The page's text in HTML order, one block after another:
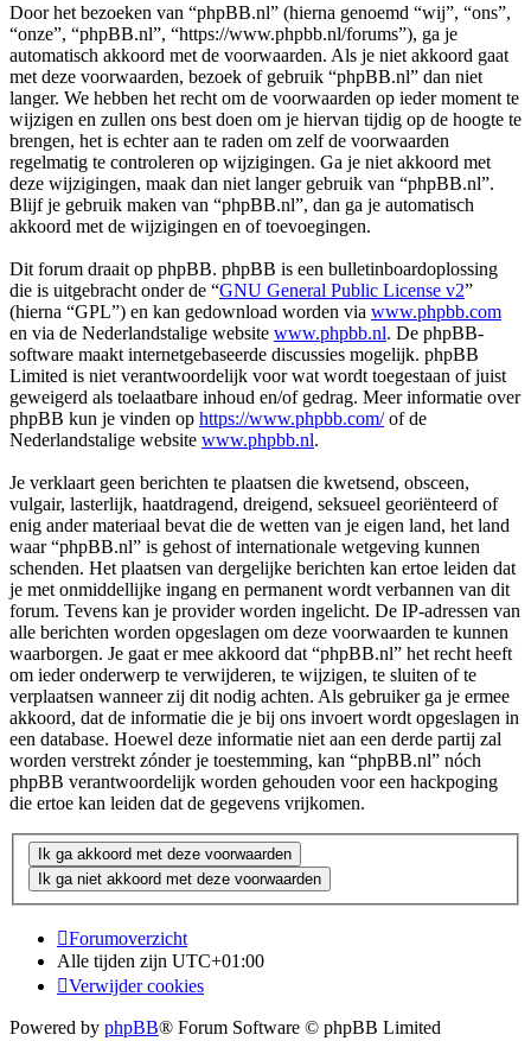
Door het bezoeken van “phpBB.nl” (hierna genoemd “wij”, “ons”,
“onze”, “phpBB.nl”, “https://www.phpbb.nl/forums”), ga je
automatisch akkoord met de voorwaarden. Als je niet akkoord gaat
met deze voorwaarden, bezoek of gebruik “phpBB.nl” dan niet
langer. We hebben het recht om de voorwaarden op ieder moment te
wijzigen en zullen ons best doen om je hiervan tijdig op de hoogte te
brengen, het is echter aan te raden om zelf de voorwaarden
regelmatig te controleren op wijzigingen. Ga je niet akkoord met
deze wijzigingen, maak dan niet langer gebruik van “phpBB.nl”.
Blijf je gebruik maken van “phpBB.nl”, dan ga je automatisch
akkoord met de wijzigingen en of toevoegingen.
Dit forum draait op phpBB. phpBB is een bulletinboardoplossing
die is uitgebracht onder de “GNU General Public License v2”
(hierna “GPL”) en kan gedownload worden via www.phpbb.com
en via de Nederlandstalige website www.phpbb.nl. De phpBB-
software maakt internetgebaseerde discussies mogelijk. phpBB
Limited is niet verantwoordelijk voor wat wordt toegestaan of juist
geweigerd als toelaatbare inhoud en/of gedrag. Meer informatie over
phpBB kun je vinden op https://www.phpbb.com/of de
Nederlandstalige website www.phpbb.nl.
Je verklaart geen berichten te plaatsen die kwetsend, obsceen,
vulgair, lasterlijk, haatdragend, dreigend, seksueel georiënteerd of
enig ander materiaal bevat die de wetten van je eigen land, het land
waar “phpBB.nl” is gehost of internationale wetgeving kunnen
schenden. Het plaatsen van dergelijke berichten kan ertoe leiden dat
je met onmiddellijke ingang en permanent wordt verbannen van dit
forum. Tevens kan je provider worden ingelicht. De IP-adressen van
alle berichten worden opgeslagen om deze voorwaarden te kunnen
waarborgen. Je gaat er mee akkoord dat “phpBB.nl” het recht heeft
om ieder onderwerp te verwijderen, te wijzigen, te sluiten of te
verplaatsen wanneer zij dit nodig achten. Als gebruiker ga je ermee
akkoord, dat de informatie die je bij ons invoert wordt opgeslagen in
een database. Hoewel deze informatie niet aan een derde partij zal
worden verstrekt zónder je toestemming, kan “phpBB.nl” nóch
phpBB verantwoordelijk worden gehouden voor een hackpoging
die ertoe kan leiden dat de gegevens vrijkomen.
Forumoverzicht
Alle tijden zijn UTC+01:00
Verwijder cookies
Powered by phpBB® Forum Software © phpBB Limited